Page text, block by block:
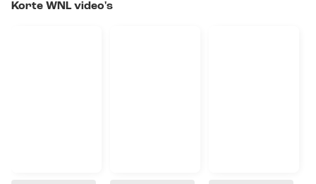
Korte WNL video's